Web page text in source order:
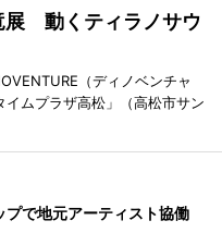
展 動くティラノサウ
（ディノベンチャ
ムプラザ高松」（高松市サン
プで地元アーティスト協働